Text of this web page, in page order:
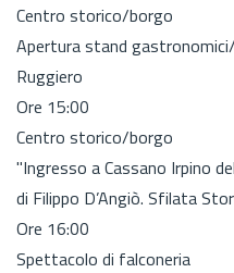
Centro storico/borgo
Apertura stand
Ruggiero
Ore 15:00
Centro storico/borgo
"Ingresso a Cassano Irpino
di Filippo D’Angiò. Sfilata
Ore 16:00
Spettacolo di falconeria